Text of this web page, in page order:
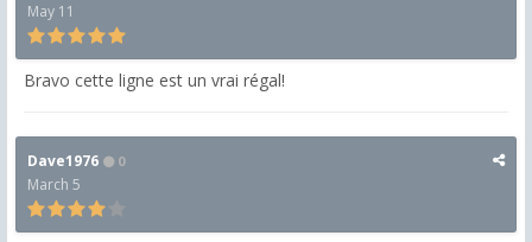
May 11
Bravo cette ligne est un vrai régal!
Dave1976 0
March 5